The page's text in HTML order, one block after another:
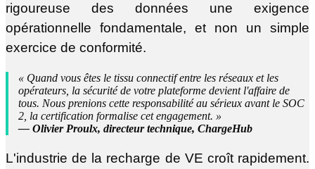
rigoureuse des données une exigence
opérationnelle fondamentale, et non un simple
exercice de conformité.
« Quand vous êtes le tissu connectif entre les réseaux et les
opérateurs, la sécurité de votre plateforme devient l'affaire de
tous. Nous prenions cette responsabilité au sérieux avant le SOC
2, la certification formalise cet engagement. »
— Olivier Proulx, directeur technique, ChargeHub
L'industrie de la recharge de VE croît rapidement.